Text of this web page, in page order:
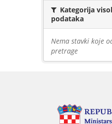
Kategorija
podataka
Nema stavki koje
pretrage